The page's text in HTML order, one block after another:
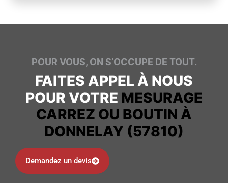
POUR VOUS, ON S’OCCUPE DE TOUT.
FAITES APPEL À NOUS
POUR VOTRE MESURAGE
CARREZ OU BOUTIN À
DONNELAY (57810)
Demandez un devis